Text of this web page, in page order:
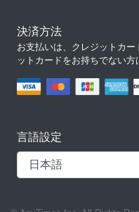
決済方法
お支払いは、クレジットカ
ットカードをお持ちでない方
言語設定